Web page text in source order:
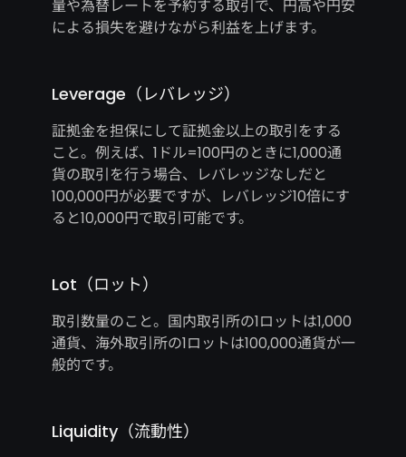
量や為替レートを予約する取引で、円高や円安
による損失を避けながら利益を上げます。
Leverage（レバレッジ）
証拠金を担保にして証拠金以上の取引をする
こと。例えば、1ドル=100円のときに1,000通
貨の取引を行う場合、レバレッジなしだと
100,000円が必要ですが、レバレッジ10倍にす
ると10,000円で取引可能です。
Lot（ロット）
取引数量のこと。国内取引所の1ロットは1,000
通貨、海外取引所の1ロットは100,000通貨が一
般的です。
Liquidity（流動性）